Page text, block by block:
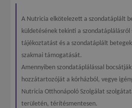
A Nutricia elkötelezett a szondatáplált
küldetésének tekinti a szondatáplálásról
tájékoztatást és a szondatáplált
szakmai támogatását.
Amennyiben szondatáplálással
hozzátartozóját a kórházból, vegye
Nutricia Otthonápoló Szolgálat
területén, térítésmentesen.